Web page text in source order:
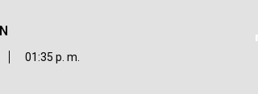
01:35 p. m.